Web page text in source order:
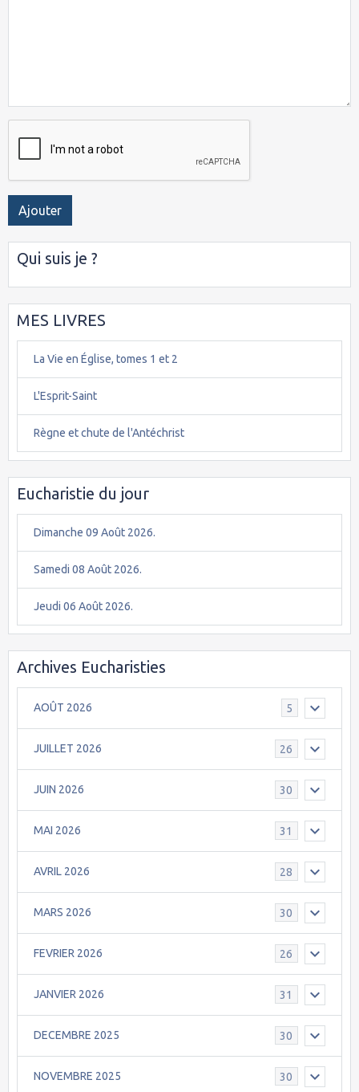
Ajouter
Qui suis je ?
MES LIVRES
La Vie en Église, tomes 1 et 2
L'Esprit-Saint
Règne et chute de l'Antéchrist
Eucharistie du jour
Dimanche 09 Août 2026.
Samedi 08 Août 2026.
Jeudi 06 Août 2026.
Archives Eucharisties
AOÛT 2026 5
JUILLET 2026 26
JUIN 2026 30
MAI 2026 31
AVRIL 2026 28
MARS 2026 30
FEVRIER 2026 26
JANVIER 2026 31
DECEMBRE 2025 30
NOVEMBRE 2025 30